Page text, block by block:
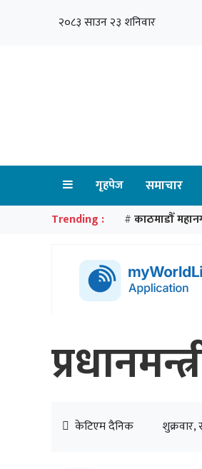
२०८३ साउन २३ शनिवार
गृहपेज समाचार
Trending : # काठमाडौँ
केटिएम दैनिक